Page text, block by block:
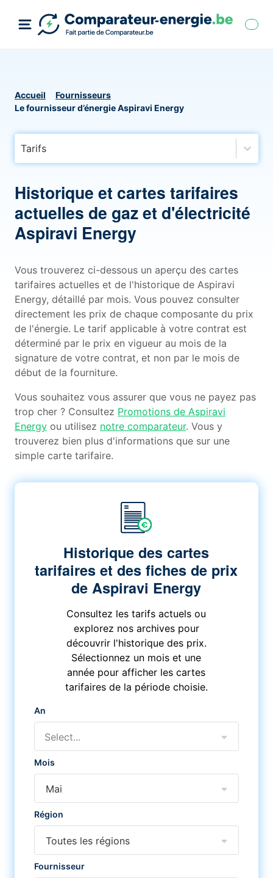
Accueil
Fournisseurs
Le fournisseur d’énergie Aspiravi Energy
Tarifs
Historique et cartes tarifaires
actuelles de gaz et d'électricité
Aspiravi Energy
Vous trouverez ci-dessous un aperçu des cartes
tarifaires actuelles et de l'historique de Aspiravi
Energy, détaillé par mois. Vous pouvez consulter
directement les prix de chaque composante du prix
de l'énergie. Le tarif applicable à votre contrat est
déterminé par le prix en vigueur au mois de la
signature de votre contrat, et non par le mois de
début de la fourniture.
Vous souhaitez vous assurer que vous ne payez pas
trop cher ? Consultez Promotions de Aspiravi
Energy ou utilisez notre comparateur. Vous y
trouverez bien plus d'informations que sur une
simple carte tarifaire.
Historique des cartes
tarifaires et des fiches de prix
de Aspiravi Energy
Consultez les tarifs actuels ou
explorez nos archives pour
découvrir l'historique des prix.
Sélectionnez un mois et une
année pour afficher les cartes
tarifaires de la période choisie.
An
Select...
Mois
Mai
Région
Toutes les régions
Fournisseur